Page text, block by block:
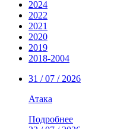
2024
2022
2021
2020
2019
2018-2004
31 / 07 / 2026
Атака
Подробнее